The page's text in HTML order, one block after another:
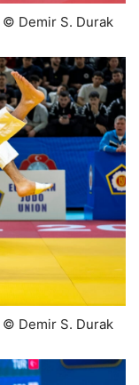
© Demir S. Durak
© Demir S. Durak